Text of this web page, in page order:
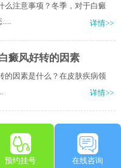
么注意事项？冬季，对于白癜
详情>>
癜风好转的因素
的因素是什么？在皮肤疾病领
详情>>
预约挂号 在线咨询